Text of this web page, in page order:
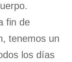
fin de
tenemos un
los días